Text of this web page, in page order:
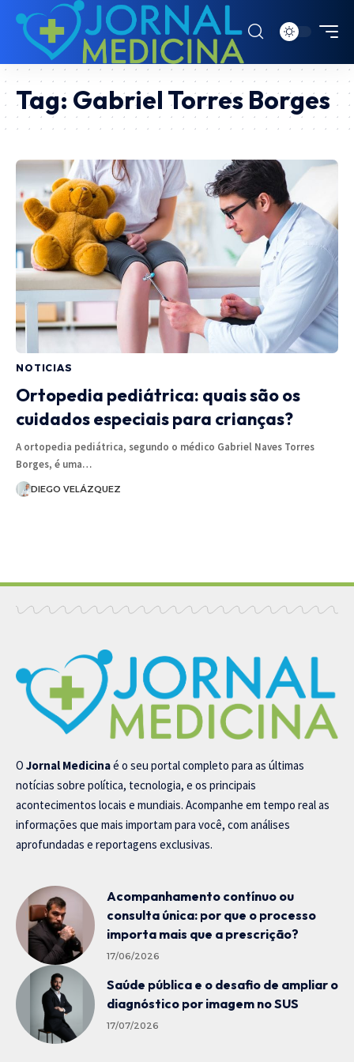
Tag: Gabriel Torres Borges
NOTICIAS
Ortopedia pediátrica: quais são os
cuidados especiais para crianças?
A ortopedia pediátrica, segundo o médico Gabriel Naves Torres
Borges, é uma…
DIEGO VELÁZQUEZ
O Jornal Medicinaé o seu portal completo para as últimas
notícias sobre política, tecnologia, e os principais
acontecimentos locais e mundiais. Acompanhe em tempo real as
informações que mais importam para você, com análises
aprofundadas e reportagens exclusivas.
Acompanhamento contínuo ou
consulta única: por que o processo
importa mais que a prescrição?
17/06/2026
Saúde pública e o desafio de ampliar o
diagnóstico por imagem no SUS
17/07/2026